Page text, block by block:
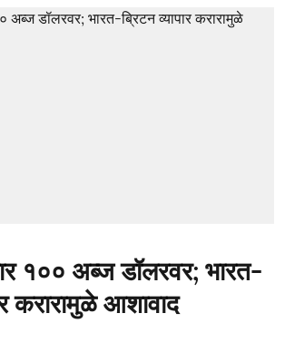
१०० अब्ज डॉलरवर; भारत-
करारामुळे आशावाद